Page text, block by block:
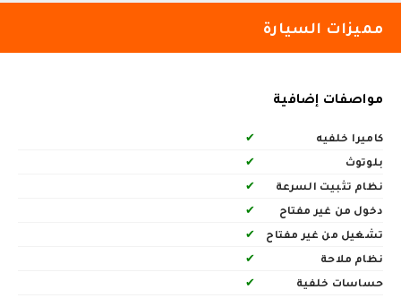
مميزات السيارة
مواصفات إضافية
كاميرا خلفيه
✔
بلوتوث
✔
نظام تثبيت السرعة
✔
دخول من غير مفتاح
✔
تشغيل من غير مفتاح
✔
نظام ملاحة
✔
حساسات خلفية
✔